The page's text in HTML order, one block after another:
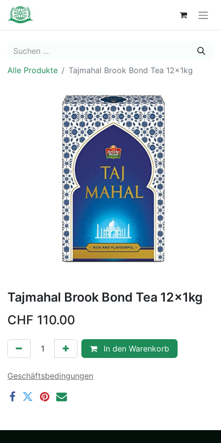
Alle Produkte Tajmahal Brook Bond Tea 12x1kg
Tajmahal Brook Bond Tea 12x1kg
CHF 110.00
In den Warenkorb
Geschäftsbedingungen